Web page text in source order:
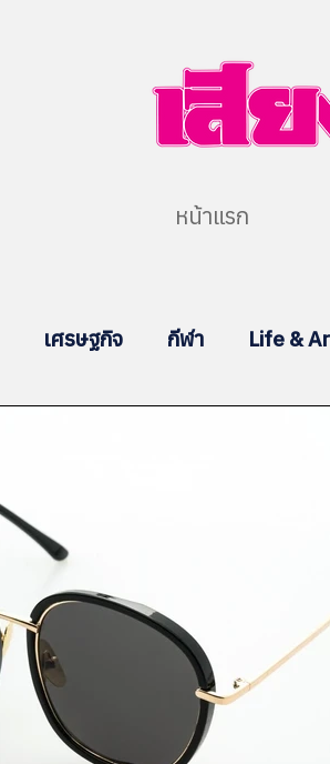
หน้าแรก
เศรษฐกิจ กีฬา Life &